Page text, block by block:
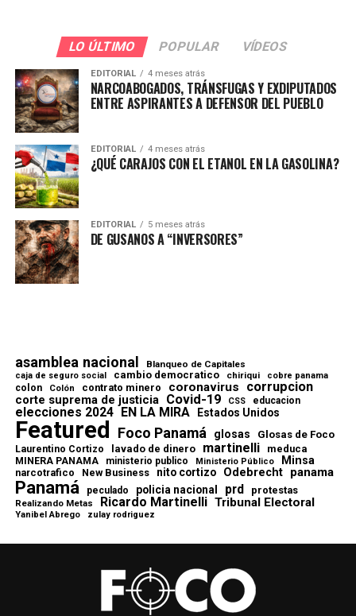
LO ÚLTIMO POPULAR VÍDEOS
EDITORIAL 4 meses atrás
NARCOABOGADOS, TRÁNSFUGAS Y EXDIPUTADOS
ENTRE ASPIRANTES A DEFENSOR DEL PUEBLO
EDITORIAL 4 meses atrás
¿QUÉ CARAJOS CON EL ETANOL EN LA GASOLINA?
EDITORIAL 5 meses atrás
DE GUSANOS A “INVERSORES”
asamblea nacional Blanqueo de Capitales
caja de seguro social cambio democratico chiriqui cobre panama
colon Colón contrato minero coronavirus corrupcion
corte suprema de justicia Covid-19 CSS educacion
elecciones 2024 EN LA MIRA Estados Unidos
Featured Foco Panamá glosas Glosas de Foco
Laurentino Cortizo lavado de dinero martinelli meduca
MINERA PANAMA ministerio publico Ministerio Público Minsa
narcotrafico New Business nito cortizo Odebrecht panama
Panamá peculado policia nacional prd protestas
Realizando Metas Ricardo Martinelli Tribunal Electoral
Yanibel Abrego zulay rodriguez